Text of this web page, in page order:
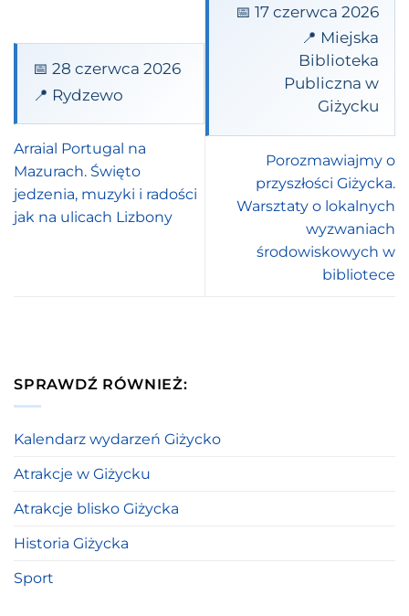
📅 28 czerwca 2026
📍 Rydzewo
Arraial Portugal na
Mazurach. Święto
jedzenia, muzyki i radości
jak na ulicach Lizbony
📅 17 czerwca 2026
📍 Miejska
Biblioteka
Publiczna w
Giżycku
Porozmawiajmy o
przyszłości Giżycka.
Warsztaty o lokalnych
wyzwaniach
środowiskowych w
bibliotece
SPRAWDŹ RÓWNIEŻ:
Kalendarz wydarzeń Giżycko
Atrakcje w Giżycku
Atrakcje blisko Giżycka
Historia Giżycka
Sport